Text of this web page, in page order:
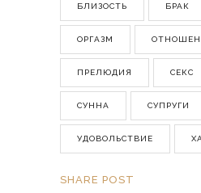
БЛИЗОСТЬ БРАК
ОРГАЗМ
ПРЕЛЮДИЯ СЕКС
СУННА СУПРУГИ
УДОВОЛЬСТВИЕ
SHARE POST